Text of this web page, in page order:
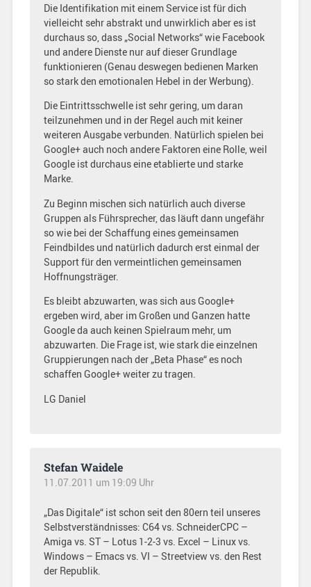
Die Identifikation mit einem Service ist für dich
vielleicht sehr abstrakt und unwirklich aber es ist
durchaus so, dass „Social Networks“ wie Facebook
und andere Dienste nur auf dieser Grundlage
funktionieren (Genau deswegen bedienen Marken
so stark den emotionalen Hebel in der Werbung).
Die Eintrittsschwelle ist sehr gering, um daran
teilzunehmen und in der Regel auch mit keiner
weiteren Ausgabe verbunden. Natürlich spielen bei
Google+ auch noch andere Faktoren eine Rolle, weil
Google ist durchaus eine etablierte und starke
Marke.
Zu Beginn mischen sich natürlich auch diverse
Gruppen als Führsprecher, das läuft dann ungefähr
so wie bei der Schaffung eines gemeinsamen
Feindbildes und natürlich dadurch erst einmal der
Support für den vermeintlichen gemeinsamen
Hoffnungsträger.
Es bleibt abzuwarten, was sich aus Google+
ergeben wird, aber im Großen und Ganzen hatte
Google da auch keinen Spielraum mehr, um
abzuwarten. Die Frage ist, wie stark die einzelnen
Gruppierungen nach der „Beta Phase“ es noch
schaffen Google+ weiter zu tragen.
LG Daniel
Stefan Waidele
11.07.2011 um 19:09 Uhr
„Das Digitale“ ist schon seit den 80ern teil unseres
Selbstverständnisses: C64 vs. SchneiderCPC –
Amiga vs. ST – Lotus 1-2-3 vs. Excel – Linux vs.
Windows – Emacs vs. VI – Streetview vs. den Rest
der Republik.